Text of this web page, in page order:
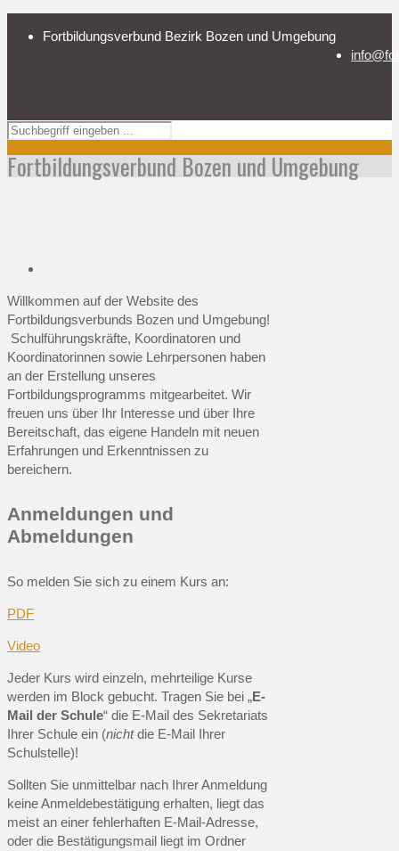
Fortbildungsverbund Bezirk Bozen und Umgebung
Fortbildungsverbund Bozen und Umgebung
Willkommen auf der Website des
Fortbildungsverbunds Bozen und Umgebung!
Schulführungskräfte, Koordinatoren und
Koordinatorinnen sowie Lehrpersonen haben
an der Erstellung unseres
Fortbildungsprogramms mitgearbeitet. Wir
freuen uns über Ihr Interesse und über Ihre
Bereitschaft, das eigene Handeln mit neuen
Erfahrungen und Erkenntnissen zu
bereichern.
Anmeldungen und
Abmeldungen
So melden Sie sich zu einem Kurs an:
PDF
Video
Jeder Kurs wird einzeln, mehrteilige Kurse
werden im Block gebucht. Tragen Sie bei „E-
Mail der Schule“ die E-Mail des Sekretariats
Ihrer Schule ein (nichtdie E-Mail Ihrer
Schulstelle)!
Sollten Sie unmittelbar nach Ihrer Anmeldung
keine Anmeldebestätigung erhalten, liegt das
meist an einer fehlerhaften E-Mail-Adresse,
oder die Bestätigungsmail liegt im Ordner